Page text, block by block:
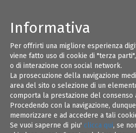
Informativa
Per offrirti una migliore esperienza
viene fatto uso di cookie di "terza
o di interazione con social network.
La prosecuzione della navigazione
area del sito o selezione di un
comporta la prestazione del consenso
Procedendo con la navigazione,
memorizzare e ad accedere a tali
Se vuoi saperne di piu' clicca qui, se
15
FEB 23
ORDINE DEGLI
PROVINCIA DI
Via Filomeno Consiglio,
Tel. 0831.526405
PEC:ordine.brindisi@ingpec.eu– e-
info@ordineingegneribrindisi.it